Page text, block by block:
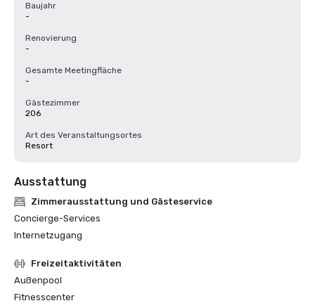
Baujahr
-
Renovierung
-
Gesamte Meetingfläche
-
Gästezimmer
206
Art des Veranstaltungsortes
Resort
Ausstattung
Zimmerausstattung und Gästeservice
Concierge-Services
Internetzugang
Freizeitaktivitäten
Außenpool
Fitnesscenter